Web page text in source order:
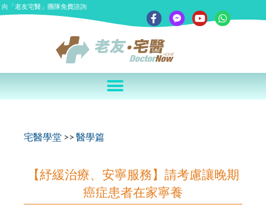
向「老友宅醫」團隊免費諮詢
宅醫學堂 >> 醫學篇
【紓緩治療、安寧服務】請考慮讓晚期
癌症患者在家寧養